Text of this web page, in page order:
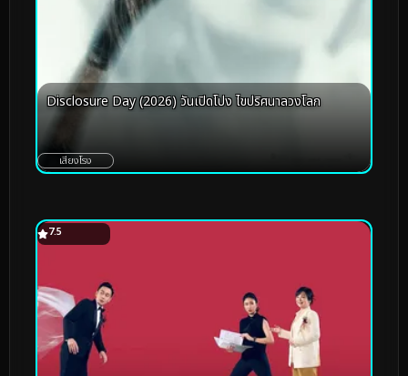
Disclosure Day (2026) วันเปิดโปง ไขปริศนาลวงโลก
เสียงโรง
7.5